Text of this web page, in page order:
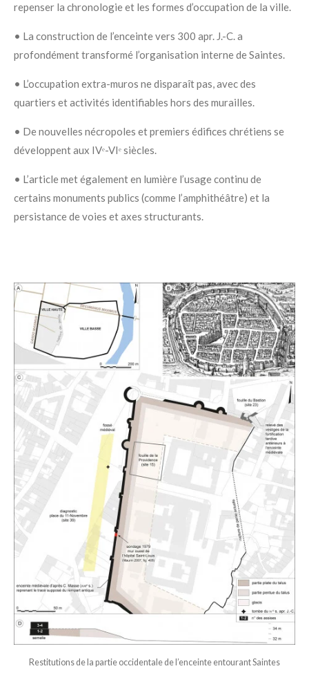
repenser la chronologie et les formes d’occupation de la ville.
• La construction de l’enceinte vers 300 apr. J.-C. a
profondément transformé l’organisation interne de Saintes.
• L’occupation extra-muros ne disparaît pas, avec des
quartiers et activités identifiables hors des murailles.
• De nouvelles nécropoles et premiers édifices chrétiens se
développent aux IVᵉ-VIᵉ siècles.
• L’article met également en lumière l’usage continu de
certains monuments publics (comme l’amphithéâtre) et la
persistance de voies et axes structurants.
Restitutions de la partie occidentale de l’enceinte entourant Saintes